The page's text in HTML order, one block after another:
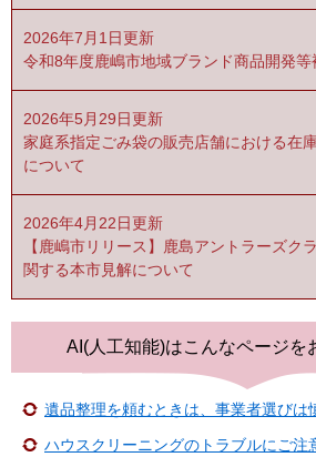
2026年7月1日更新
令和8年度鹿嶋市地域ブランド商品開発等
2026年5月29日更新
家庭系指定ごみ袋の販売店舗における在
について
2026年4月22日更新
【鹿嶋市リリース】鹿島アントラーズク
関する本市見解について
AI(人工知能)はこんなページを
遺品整理を頼むときは、事業者選びは
ハウスクリーニングのトラブルにご注